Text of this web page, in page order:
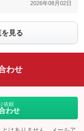
2026年08月02日
見る
わせ
依頼
わせ